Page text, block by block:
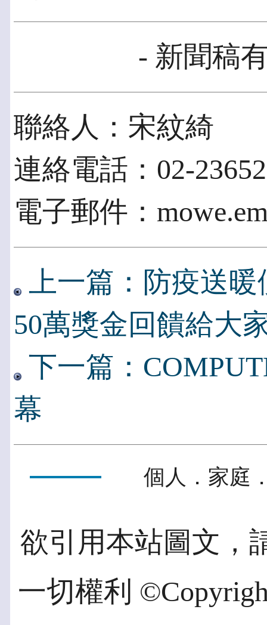
- 新聞稿
聯絡人：宋紋綺
連絡電話：02-
電子郵件：
上一篇：防疫送暖
50萬獎金回饋給大
下一篇：
幕
個人．家庭
欲引用本站圖文，
一切權利